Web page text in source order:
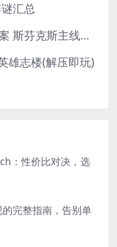
汇总
刺客信条奥德赛唤醒神话谜题答案 斯芬克斯主线攻略
雄志楼(解压即玩)
：性价比对决，选
完整指南，告别单